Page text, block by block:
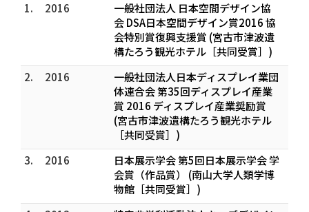
1.
2016
一般社団法人 日本空間デザイン協
会 DSA日本空間デザイン賞2016 協
会特別賞復興支援賞 (宮古市津波遺
構たろう観光ホテル［共同受賞］)
2.
2016
一般社団法人日本ディスプレイ業団
体連合会 第35回ディスプレイ産業
賞 2016 ディスプレイ産業奨励賞
(宮古市津波遺構たろう観光ホテル
［共同受賞］)
3.
2016
日本展示学会 第5回日本展示学会 学
会賞（作品賞） (南山大学人類学博
物館［共同受賞］)